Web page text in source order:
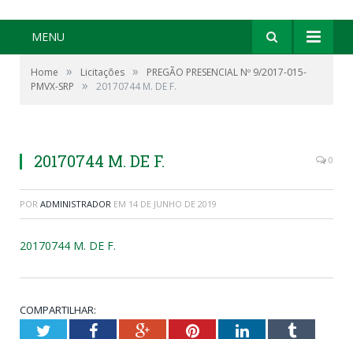
MENU
Home » Licitações »
PREGÃO PRESENCIAL Nº 9/2017-015-
PMVX-SRP
» 20170744 M. DE F.
20170744 M. DE F. 0
POR ADMINISTRADOR EM 14 DE JUNHO DE 2019
20170744 M. DE F.
COMPARTILHAR:
TwitterFacebookGoogle+PinterestLinkedInTumblr